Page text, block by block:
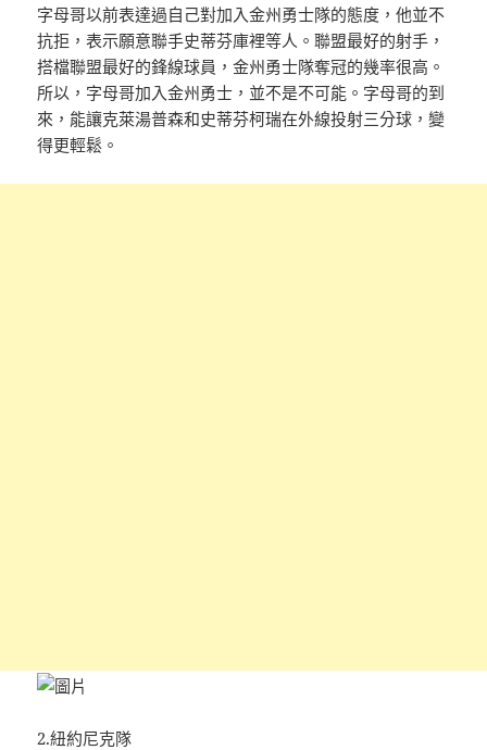
字母哥以前表達過自己對加入金州勇士隊的態度，他並不
抗拒，表示願意聯手史蒂芬庫裡等人。聯盟最好的射手，
搭檔聯盟最好的鋒線球員，金州勇士隊奪冠的幾率很高。
所以，字母哥加入金州勇士，並不是不可能。字母哥的到
來，能讓克萊湯普森和史蒂芬柯瑞在外線投射三分球，變
得更輕鬆。
2.紐約尼克隊